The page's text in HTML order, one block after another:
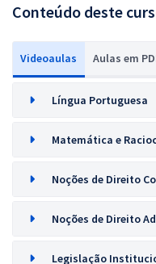
Conteúdo deste
Videoaulas Aulas em
Língua Portuguesa
Matemática e
Noções de Direito
Noções de Direito
Legislação